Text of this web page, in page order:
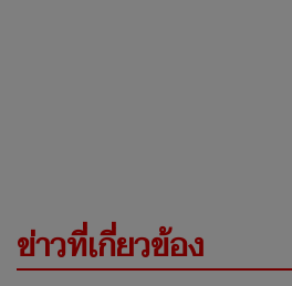
ข่าวที่เกี่ยวข้อง